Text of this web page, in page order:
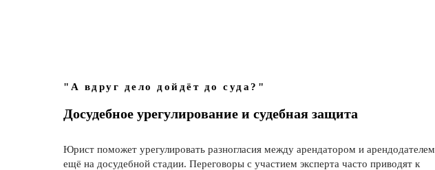
"А вдруг дело дойдёт до суда?"
Досудебное урегулирование и судебная защита
Юрист поможет урегулировать разногласия между арендатором и арендодателем
ещё на досудебной стадии. Переговоры с участием эксперта часто приводят к